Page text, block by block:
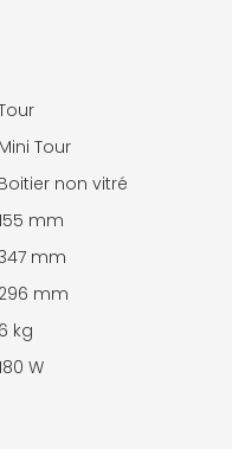
Mini Tour
Boitier non vitré
mm
mm
296 mm
6 kg
W